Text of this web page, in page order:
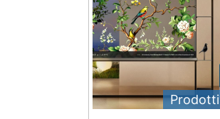
Prodotti